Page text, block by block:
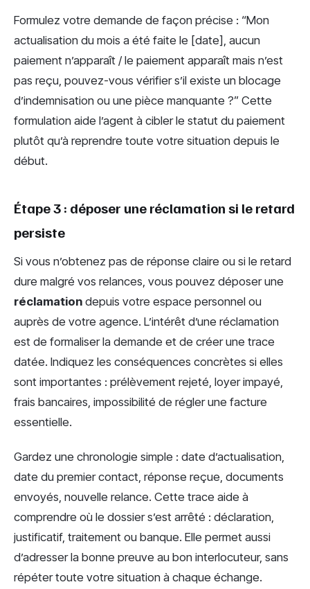
Formulez votre demande de façon précise : “Mon
actualisation du mois a été faite le [date], aucun
paiement n’apparaît / le paiement apparaît mais n’est
pas reçu, pouvez-vous vérifier s’il existe un blocage
d’indemnisation ou une pièce manquante ?” Cette
formulation aide l’agent à cibler le statut du paiement
plutôt qu’à reprendre toute votre situation depuis le
début.
Étape 3 : déposer une réclamation si le retard
persiste
Si vous n’obtenez pas de réponse claire ou si le retard
dure malgré vos relances, vous pouvez déposer une
réclamation depuis votre espace personnel ou
auprès de votre agence. L’intérêt d’une réclamation
est de formaliser la demande et de créer une trace
datée. Indiquez les conséquences concrètes si elles
sont importantes : prélèvement rejeté, loyer impayé,
frais bancaires, impossibilité de régler une facture
essentielle.
Gardez une chronologie simple : date d’actualisation,
date du premier contact, réponse reçue, documents
envoyés, nouvelle relance. Cette trace aide à
comprendre où le dossier s’est arrêté : déclaration,
justificatif, traitement ou banque. Elle permet aussi
d’adresser la bonne preuve au bon interlocuteur, sans
répéter toute votre situation à chaque échange.